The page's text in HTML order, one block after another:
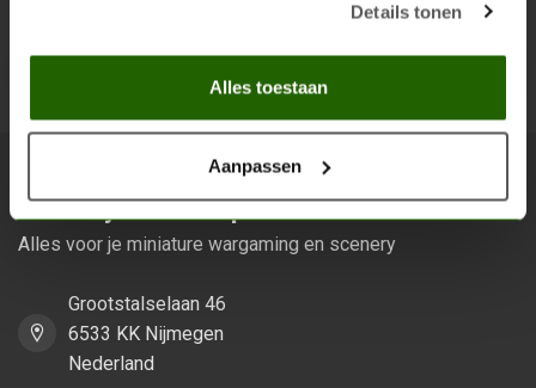
Details tonen
Alles toestaan
Aanpassen
Blijf op de hoogte over onze laatste acties
Scenery Workshop BV
Alles voor je miniature wargaming en scenery
Grootstalselaan 46
6533 KK Nijmegen
Nederland